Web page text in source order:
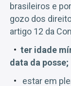
brasileiros e
gozo dos
artigo 12 da
ter idade
data da posse;
estar em